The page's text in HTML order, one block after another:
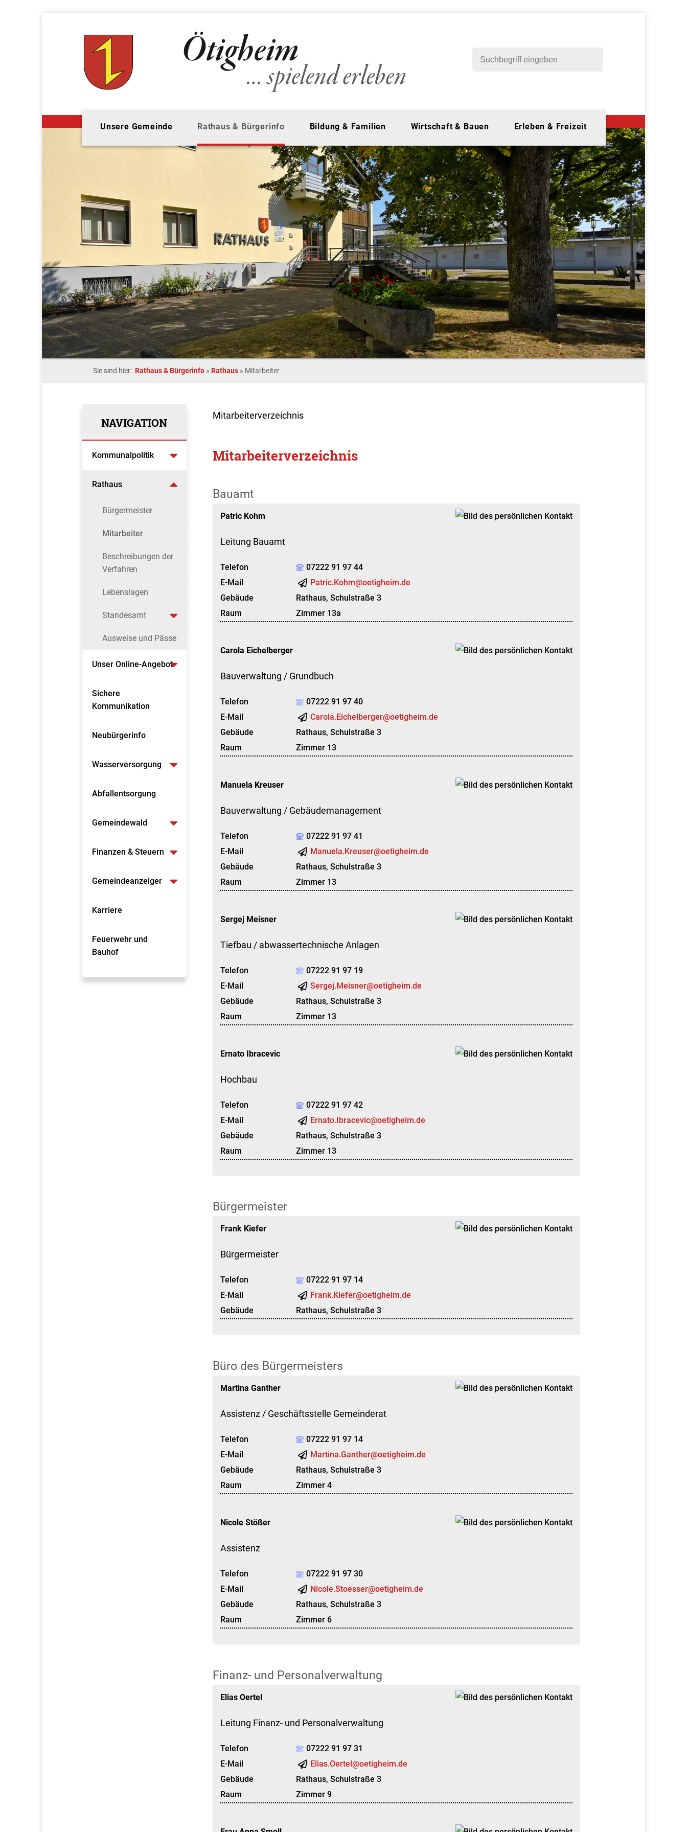
Unsere Gemeinde Rathaus & Bürgerinfo Bildung & Familien Wirtschaft & Bauen Erleben & Freizeit
Sie sind hier: Rathaus & Bürgerinfo » Rathaus » Mitarbeiter
NAVIGATION
Kommunalpolitik
Rathaus
Bürgermeister
Mitarbeiter
Beschreibungen der
Verfahren
Lebenslagen
Standesamt
Ausweise und Pässe
Unser Online-Angebot
Sichere
Kommunikation
Neubürgerinfo
Wasserversorgung
Abfallentsorgung
Gemeindewald
Finanzen & Steuern
Gemeindeanzeiger
Karriere
Feuerwehr und
Bauhof
Mitarbeiterverzeichnis
Mitarbeiterverzeichnis
Bauamt
Patric Kohm
Leitung Bauamt
Telefon
07222 91 97 44
E-Mail
Patric.Kohm@oetigheim.de
Gebäude
Rathaus, Schulstraße 3
Raum
Zimmer 13a
Carola Eichelberger
Bauverwaltung / Grundbuch
Telefon
07222 91 97 40
E-Mail
Carola.Eichelberger@oetigheim.de
Gebäude
Rathaus, Schulstraße 3
Raum
Zimmer 13
Manuela Kreuser
Bauverwaltung / Gebäudemanagement
Telefon
07222 91 97 41
E-Mail
Manuela.Kreuser@oetigheim.de
Gebäude
Rathaus, Schulstraße 3
Raum
Zimmer 13
Sergej Meisner
Tiefbau / abwassertechnische Anlagen
Telefon
07222 91 97 19
E-Mail
Sergej.Meisner@oetigheim.de
Gebäude
Rathaus, Schulstraße 3
Raum
Zimmer 13
Ernato Ibracevic
Hochbau
Telefon
07222 91 97 42
E-Mail
Ernato.Ibracevic@oetigheim.de
Gebäude
Rathaus, Schulstraße 3
Raum
Zimmer 13
Bürgermeister
Frank Kiefer
Bürgermeister
Telefon
07222 91 97 14
E-Mail
Frank.Kiefer@oetigheim.de
Gebäude
Rathaus, Schulstraße 3
Büro des Bürgermeisters
Martina Ganther
Assistenz / Geschäftsstelle Gemeinderat
Telefon
07222 91 97 14
E-Mail
Martina.Ganther@oetigheim.de
Gebäude
Rathaus, Schulstraße 3
Raum
Zimmer 4
Nicole Stößer
Assistenz
Telefon
07222 91 97 30
E-Mail
Nicole.Stoesser@oetigheim.de
Gebäude
Rathaus, Schulstraße 3
Raum
Zimmer 6
Finanz- und Personalverwaltung
Elias Oertel
Leitung Finanz- und Personalverwaltung
Telefon
07222 91 97 31
E-Mail
Elias.Oertel@oetigheim.de
Gebäude
Rathaus, Schulstraße 3
Raum
Zimmer 9